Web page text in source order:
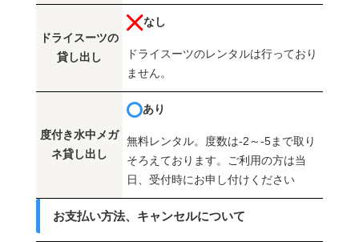
ドライスーツの
貸し出し
なし
ドライスーツのレンタルは行っており
ません。
度付き水中メガ
ネ貸し出し
あり
無料レンタル。度数は-2～-5まで取り
そろえております。ご利用の方は当
日、受付時にお申し付けください
お支払い方法、キャンセルについて